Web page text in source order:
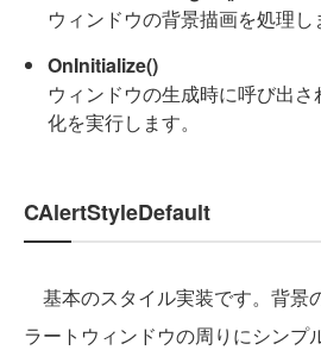
ウィンドウの背景描画を処理し
OnInitialize()
ウィンドウの生成時に呼び出
化を実行します。
CAlertStyleDefault
基本のスタイル実装です。背景
ラートウィンドウの周りにシンプ